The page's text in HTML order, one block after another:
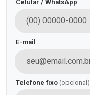
Celular / WhatsApp
E-mail
Telefone fixo (opcional)